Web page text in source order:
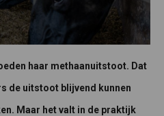
haar methaanuitstoot. Dat
de uitstoot blijvend kunnen
Maar het valt in de praktijk